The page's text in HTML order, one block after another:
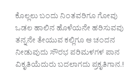
ಕೊಲ್ಲಲು ಬಂದು ನಿಂತವರಿಗೂ ಗೋವು
ಒಡಲ ಹಾಲಿನ ಹೊಳೆಯನೇ ಹರಿಸುವವು
ತನ್ನನೇ ತೇಯುವ ಕಲ್ಲಿಗೂ ಆ ಚಂದನ
ನೀಡುವುದು ಸೌರಭ ಪರಿಮಳಗಳ ಪಾನ
ವಿಕೃತಿಯೆದುರು ಬದಲಾಗದು ಪ್ರಕೃತಿಗಾನ.!